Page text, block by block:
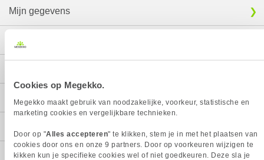
Cookies op Megekko.
Megekko maakt gebruik van noodzakelijke, voorkeur, statistische en
marketing cookies en vergelijkbare technieken.
Door op "Alles accepteren" te klikken, stem je in met het plaatsen van
cookies door ons en onze 9 partners. Door op voorkeuren wijzigen te
kikken kun je specifieke cookies wel of niet goedkeuren. Deze sla je
Mijn gegevens
Service
Megekko